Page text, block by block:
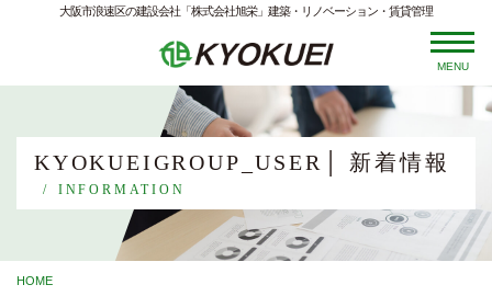
大阪市浪速区の建設会社「株式会社旭栄」建築・リノベーション・賃貸管理
MENU
KYOKUEIGROUP_USER│ 新着情報
INFORMATION
HOME